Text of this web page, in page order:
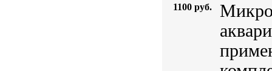
1100 руб.